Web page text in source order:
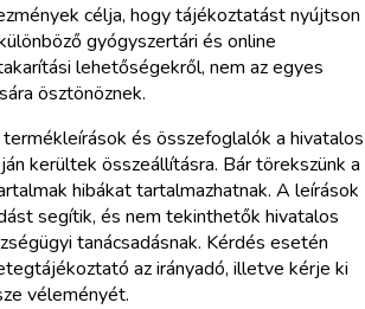
célja, hogy tájékoztatást nyújtson
gyógyszertári és online
lehetőségekről, nem az egyes
ösztönöznek.
és összefoglalók a hivatalos
kerültek összeállításra. Bár törekszünk a
hibákat tartalmazhatnak. A leírások
segítik, és nem tekinthetők hivatalos
tanácsadásnak. Kérdés esetén
az irányadó, illetve kérje ki
véleményét.